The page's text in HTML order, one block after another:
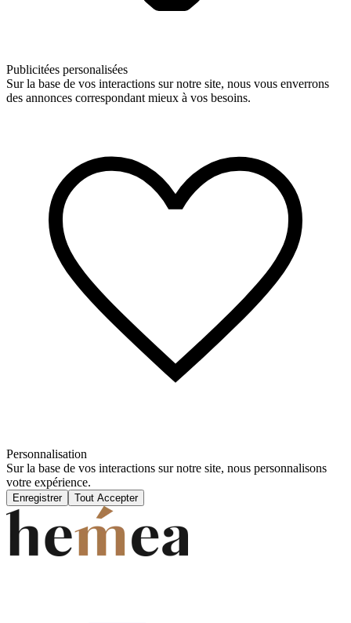
Publicitées personalisées
Sur la base de vos interactions sur notre site, nous vous enverrons
des annonces correspondant mieux à vos besoins.
Personnalisation
Sur la base de vos interactions sur notre site, nous personnalisons
votre expérience.
Enregistrer Tout Accepter